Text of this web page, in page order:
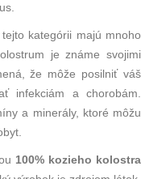
kategórii majú mnoho
je známe svojimi
že môže posilniť váš
infekciám a chorobám.
a minerály, ktoré môžu
100% kozieho kolostra